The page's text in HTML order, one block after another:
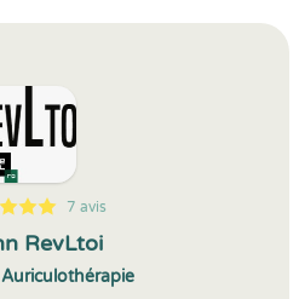
7 avis
RevLtoi